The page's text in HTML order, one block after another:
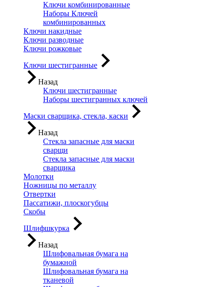
Ключи комбинированные
Наборы Ключей
комбинированных
Ключи накидные
Ключи разводные
Ключи рожковые
Ключи шестигранные
Назад
Ключи шестигранные
Наборы шестигранных ключей
Маски сварщика, стекла, каски
Назад
Стекла запасные для маски
сварщи
Стекла запасные для маски
сварщика
Молотки
Ножницы по металлу
Отвертки
Пассатижи, плоскогубцы
Скобы
Шлифшкурка
Назад
Шлифовальная бумага на
бумажной
Шлифовальная бумага на
тканевой